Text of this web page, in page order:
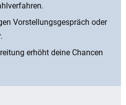
Vorstellungsgespräch oder
erhöht deine Chancen